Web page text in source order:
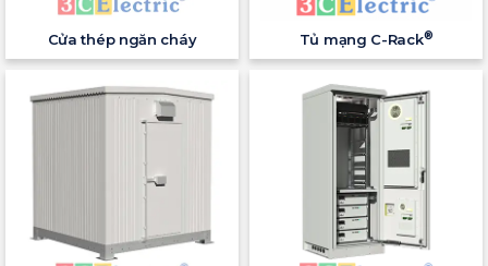
Cửa thép ngăn cháy Tủ mạng C-Rack®